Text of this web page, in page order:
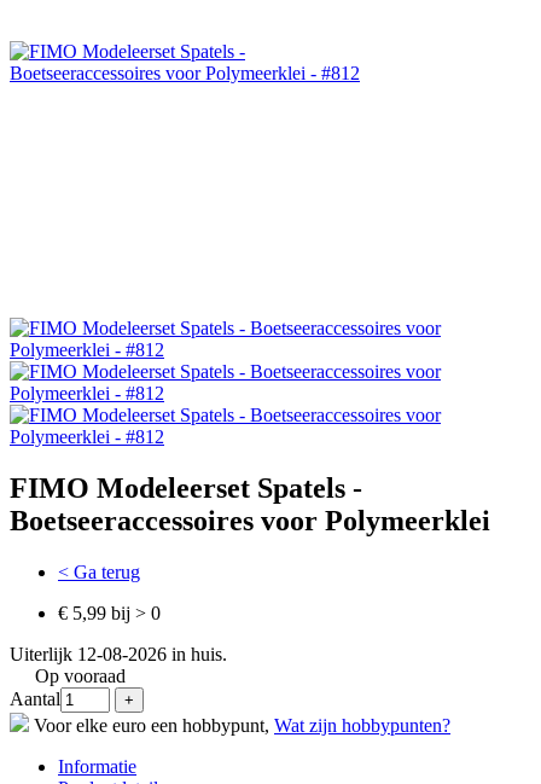
FIMO Modeleerset Spatels -
Boetseeraccessoires voor Polymeerklei
< Ga terug
€ 5,99 bij > 0
Uiterlijk 12-08-2026 in huis.
Op vooraad
Aantal
Voor elke euro een hobbypunt, Wat zijn hobbypunten?
Informatie